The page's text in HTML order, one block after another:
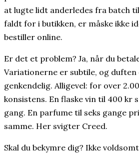
at lugte lidt anderledes fra batch
faldt for i butikken, er måske ikke
bestiller online.
Er det et problem? Ja, når du
Variationerne er subtile, og
genkendelig. Alligevel: for over
konsistens. En flaske vin til 400 kr
gang. En parfume til seks gange
samme. Her svigter Creed.
Skal du bekymre dig? Ikke